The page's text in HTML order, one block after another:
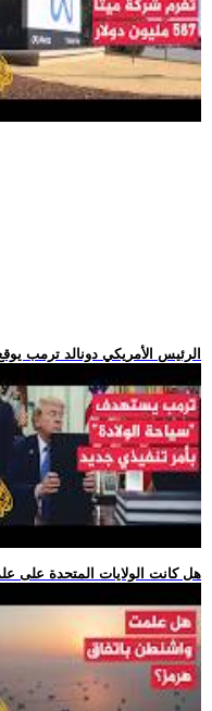
.. الرئيس الأمريكي دونالد ترمب
.. هل كانت الولايات المتحدة على